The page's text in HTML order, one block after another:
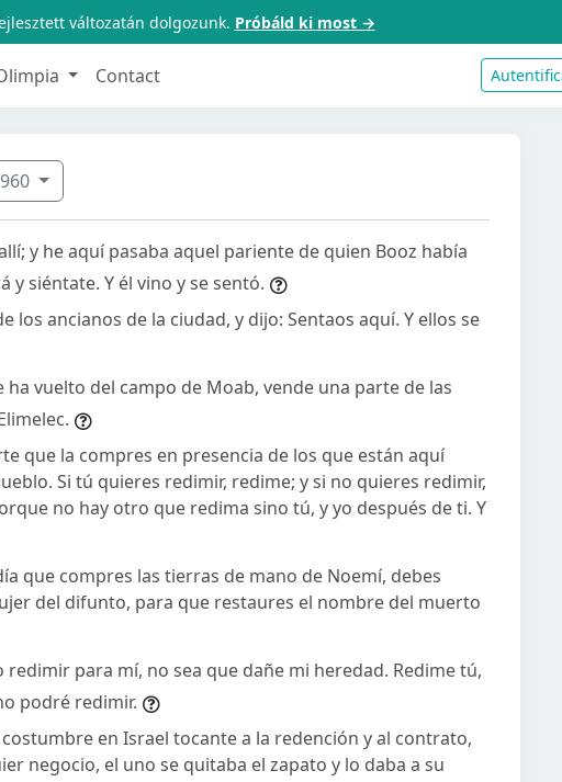
változatán dolgozunk. Próbáld ki most →
Contact
y he aquí pasaba aquel pariente de quien Booz había
y siéntate. Y él vino y se sentó.
los ancianos de la ciudad, y dijo: Sentaos aquí. Y ellos se
vuelto del campo de Moab, vende una parte de las
que la compres en presencia de los que están aquí
Si tú quieres redimir, redime; y si no quieres redimir,
no hay otro que redima sino tú, y yo después de ti. Y
que compres las tierras de mano de Noemí, debes
del difunto, para que restaures el nombre del muerto
para mí, no sea que dañe mi heredad. Redime tú,
podré redimir.
en Israel tocante a la redención y al contrato,
negocio, el uno se quitaba el zapato y lo daba a su